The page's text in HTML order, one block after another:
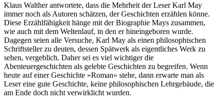
Klaus Walther antwortete, dass die Mehrheit der Leser Karl May
immer noch als Autoren schätzen, der Geschichten erzählen könne.
Diese Erzählfähigkeit hänge mit der Biographie Mays zusammen,
wie auch mit dem Weltenlauf, in den er hineingeboren wurde.
Dagegen seien alle Versuche, Karl May als einen philosophischen
Schriftsteller zu deuten, dessen Spätwerk als eigentliches Werk zu
sehen, vergeblich. Daher sei es viel wichtiger die
Abenteuergeschichten als gelebte Geschichten zu begreifen. Wenn
heute auf einer Geschichte »Roman« stehe, dann erwarte man als
Leser eine gute Geschichte, keine philosophischen Lehrgebäude, die
am Ende doch nicht verwirklicht wurden.